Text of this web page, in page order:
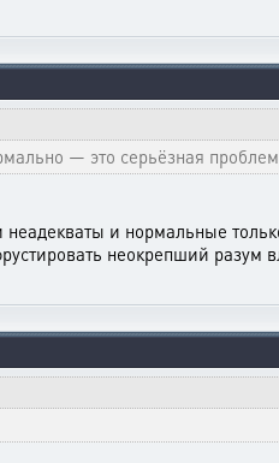
— это серьёзная
и нормальные
неокрепший разум